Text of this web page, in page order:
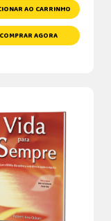
AO CARRINHO
COMPRAR AGORA